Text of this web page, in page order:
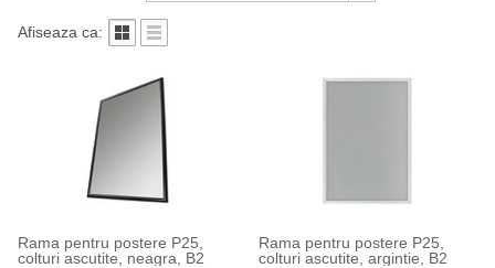
Afiseaza ca:
Rama pentru postere P25,
colturi ascutite, neagra, B2
Rama pentru postere P25,
colturi ascutite, argintie, B2